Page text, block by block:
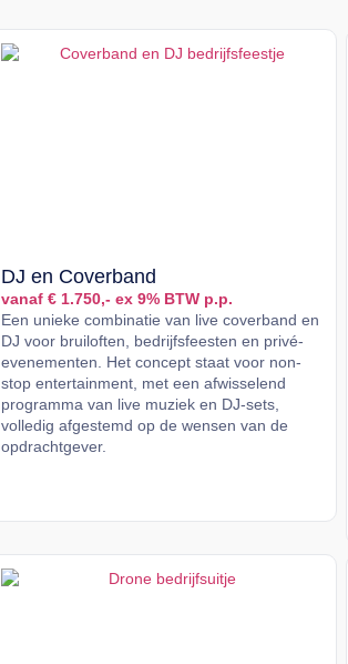
DJ en Coverband
vanaf € 1.750,- ex 9% BTW p.p.
Een unieke combinatie van live coverband en
DJ voor bruiloften, bedrijfsfeesten en privé-
evenementen. Het concept staat voor non-
stop entertainment, met een afwisselend
programma van live muziek en DJ-sets,
volledig afgestemd op de wensen van de
opdrachtgever.